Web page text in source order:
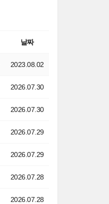
날짜
2023.08.02
2026.07.30
2026.07.30
2026.07.29
2026.07.29
2026.07.28
2026.07.28